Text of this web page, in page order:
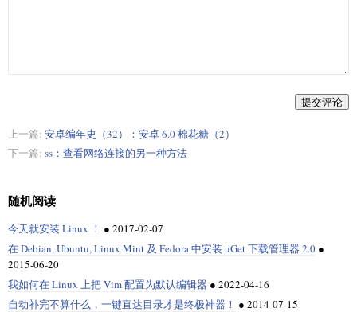
提交评论
上一篇: 安卓编年史（32）：安卓 6.0 棉花糖（2）
下一篇: ss：查看网络连接的另一种方法
随机阅读
今天就安装 Linux ！ ● 2017-02-07
在 Debian, Ubuntu, Linux Mint 及 Fedora 中安装 uGet 下载管理器 2.0 ●
2015-06-20
我如何在 Linux 上把 Vim 配置为默认编辑器 ● 2022-04-16
自动补完不算什么，一键直达目录才是终极神器！ ● 2014-07-15